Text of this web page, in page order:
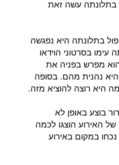
בתלונתה עשה זאת
בתלונתה היא נפגשה
בסרטוני הוידאו
מפרש בפניה את
נהנית מהם. בסופה
היא רוצה להוציא מזה.
בוצע באופן לא
של האירוע הוצגו לכמה
במקום באירוע